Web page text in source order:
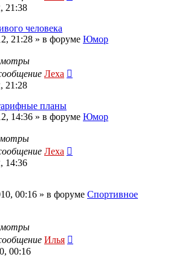
21:38
человека
21:28 » в форуме Юмор
Леха
21:28
планы
14:36 » в форуме Юмор
Леха
14:36
00:16 » в форуме Спортивное
Илья
00:16